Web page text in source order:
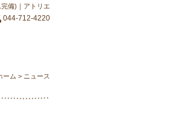
備)｜アトリエ
044-712-4220
ーム > ニュース